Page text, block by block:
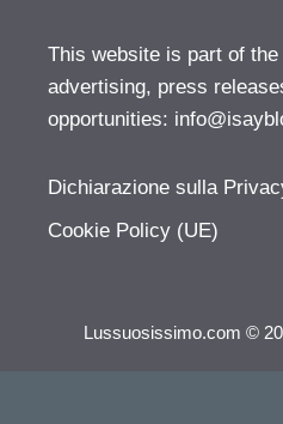
This website is part of
advertising, press
opportunities:
Dichiarazione sulla
Cookie Policy (UE)
Lussuosissimo.com ©